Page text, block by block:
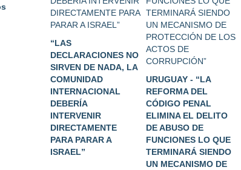
“LAS
DECLARACIONES NO
SIRVEN DE NADA, LA
COMUNIDAD
INTERNACIONAL
DEBERÍA
INTERVENIR
DIRECTAMENTE
PARA PARAR A
ISRAEL”
URUGUAY - “LA
REFORMA DEL
CÓDIGO PENAL
ELIMINA EL DELITO
DE ABUSO DE
FUNCIONES LO QUE
TERMINARÁ SIENDO
UN MECANISMO DE